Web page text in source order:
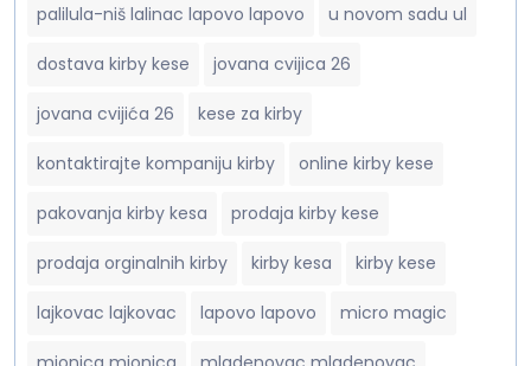
palilula-niš lalinac lapovo lapovo u novom sadu ul
dostava kirby kese jovana cvijica 26
jovana cvijića 26 kese za kirby
kontaktirajte kompaniju kirby online kirby kese
pakovanja kirby kesa prodaja kirby kese
prodaja orginalnih kirby kirby kesa kirby kese
lajkovac lajkovac lapovo lapovo micro magic